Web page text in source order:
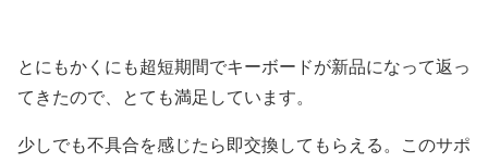
とにもかくにも超短期間でキーボードが新品になって返っ
てきたので、とても満足しています。
少しでも不具合を感じたら即交換してもらえる。このサポ